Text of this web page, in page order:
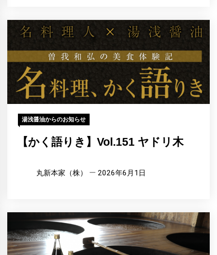
湯浅醤油からのお知らせ
【かく語りき】Vol.151 ヤドリ木
丸新本家（株） 2026年6月1日